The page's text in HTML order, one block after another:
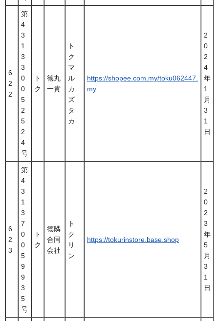
6
2
2
第
4
3
1
3
3
0
0
5
2
5
2
4
号
ト
ク
徳丸
一貴
ト
ク
マ
ル
カ
ズ
タ
カ
https://shopee.com.my/toku062447.
my
2
0
2
4
年
1
月
3
1
日
6
2
3
第
4
3
1
3
7
0
0
5
9
9
3
5
号
ト
ク
徳隣
合同
会社
ト
ク
リ
ン
https://tokurinstore.base.shop
2
0
2
3
年
5
月
3
1
日